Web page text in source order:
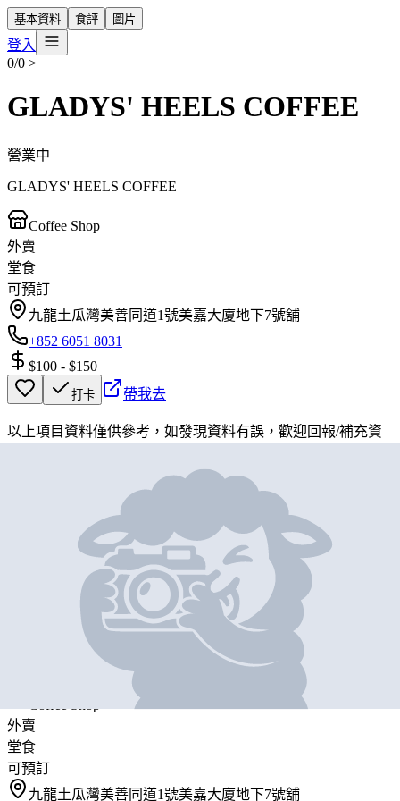
基本資料 食評 圖片
登入
0/0 >
GLADYS' HEELS COFFEE
營業中
GLADYS' HEELS COFFEE
Coffee Shop
外賣
堂食
可預訂
九龍土瓜灣美善同道1號美嘉大廈地下7號舖
+852 6051 8031
$100 - $150
打卡 帶我去
以上項目資料僅供參考，如發現資料有誤，歡迎回報/補充資
GLADYS' HEELS COFFEE
GLADYS' HEELS COFFEE
外賣
堂食
可預訂
九龍土瓜灣美善同道1號美嘉大廈地下7號舖